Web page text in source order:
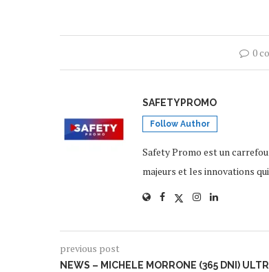
0
SAFETYPROMO
Follow Author
Safety Promo est un
majeurs et les innovations
previous post
NEWS – MICHELE MORRONE (365 DNI)